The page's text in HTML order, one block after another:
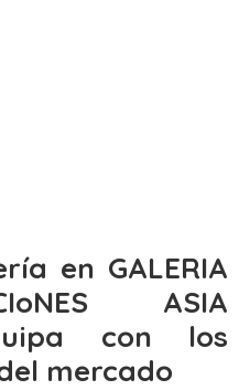
en GALERIA
ASIA
con los
mercado